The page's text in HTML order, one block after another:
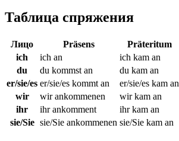
Таблица спряжения
Лицо Präsens
Präteritum
ich
ich an
ich kam an
du
du kommst an
du kam an
er/sie/es er/sie/es kommt an
er/sie/es kam an
wir
wir ankommenen
wir kam an
ihr
ihr ankomment
ihr kam an
sie/Sie sie/Sie ankommenen sie/Sie kam an